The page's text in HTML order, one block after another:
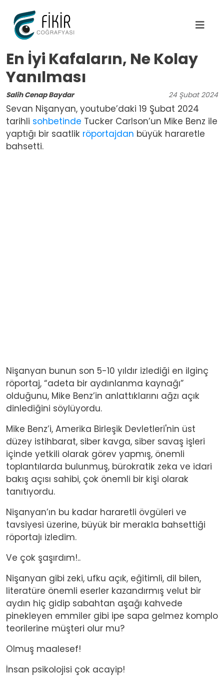
En İyi Kafaların, Ne Kolay
Yanılması
Salih Cenap Baydar 24 Şubat 2024
Sevan Nişanyan, youtube’daki 19 Şubat 2024
tarihli sohbetinde Tucker Carlson’un Mike Benz ile
yaptığı bir saatlik röportajdan büyük hararetle
bahsetti.
Nişanyan bunun son 5-10 yıldır izlediği en ilginç
röportaj, “adeta bir aydınlanma kaynağı”
olduğunu, Mike Benz’in anlattıklarını ağzı açık
dinlediğini söylüyordu.
Mike Benz’i, Amerika Birleşik Devletleri'nin üst
düzey istihbarat, siber kavga, siber savaş işleri
içinde yetkili olarak görev yapmış, önemli
toplantılarda bulunmuş, bürokratik zeka ve idari
bakış açısı sahibi, çok önemli bir kişi olarak
tanıtıyordu.
Nişanyan’ın bu kadar hararetli övgüleri ve
tavsiyesi üzerine, büyük bir merakla bahsettiği
röportajı izledim.
Ve çok şaşırdım!..
Nişanyan gibi zeki, ufku açık, eğitimli, dil bilen,
literatüre önemli eserler kazandırmış velut bir
aydın hiç gidip sabahtan aşağı kahvede
pinekleyen emmiler gibi ipe sapa gelmez komplo
teorilerine müşteri olur mu?
Olmuş maalesef!
İnsan psikolojisi çok acayip!